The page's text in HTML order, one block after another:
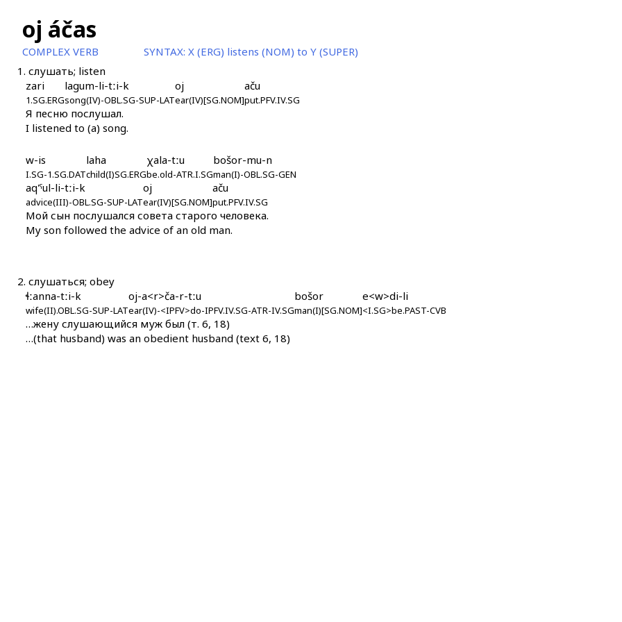
oj áčas
COMPLEX VERB SYNTAX: X (ERG) listens (NOM) to Y (SUPER)
1. слушать; listen
zari
1.SG.ERG
lagum-li-tːi-k
song(IV)-OBL.SG-SUP-LAT
oj
ear(IV)[SG.NOM]
aču
put.PFV.IV.SG
Я песню послушал.
I listened to (a) song.
w-is
I.SG-1.SG.DAT
laha
child(I)SG.ERG
χala-tːu
be.old-ATR.I.SG
bošor-mu-n
man(I)-OBL.SG-GEN
aq'ˤul-li-tːi-k
advice(III)-OBL.SG-SUP-LAT
oj
ear(IV)[SG.NOM]
aču
put.PFV.IV.SG
Мой сын послушался совета старого человека.
My son followed the advice of an old man.
2. слушаться; obey
ɬːanna-tːi-k
wife(II).OBL.SG-SUP-LAT
oj-a<r>ča-r-tːu
ear(IV)-<IPFV>do-IPFV.IV.SG-ATR-IV.SG
bošor
man(I)[SG.NOM]
e<w>di-li
<I.SG>be.PAST-CVB
…жену слушающийся муж был (т. 6, 18)
…(that husband) was an obedient husband (text 6, 18)